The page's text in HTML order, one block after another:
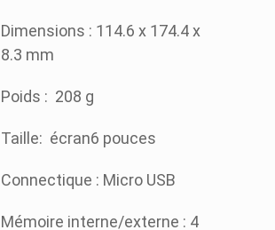
Dimensions : 114.6 x 174.4 x
8.3 mm
Poids : 208 g
Taille: écran6 pouces
Connectique : Micro USB
Mémoire interne/externe : 4